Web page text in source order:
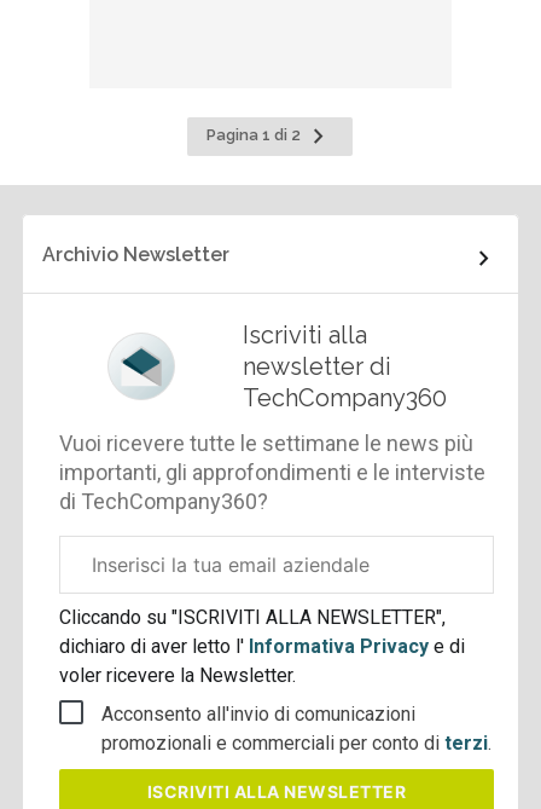
Pagina 1 di 2
Pagina
successiva
Archivio Newsletter
Iscriviti alla
newsletter di
TechCompany360
Vuoi ricevere tutte le settimane le news più
importanti, gli approfondimenti e le interviste
di TechCompany360?
aziendale
Cliccando su "ISCRIVITI ALLA NEWSLETTER",
dichiaro di aver letto l' Informativa Privacye di
voler ricevere la Newsletter.
Acconsento all'invio di comunicazioni
promozionali e commerciali per conto diterzi.
ISCRIVITI ALLA NEWSLETTER